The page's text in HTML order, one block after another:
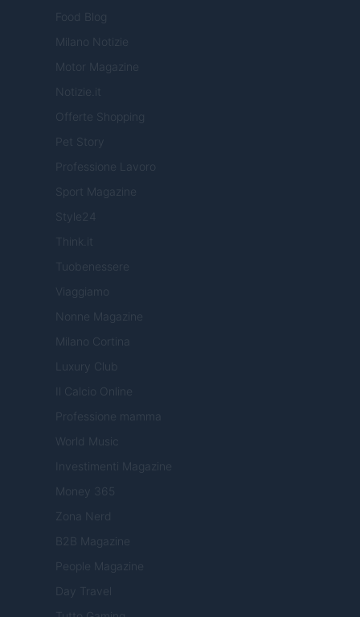
Food Blog
Milano Notizie
Motor Magazine
Notizie.it
Offerte Shopping
Pet Story
Professione Lavoro
Sport Magazine
Style24
Think.it
Tuobenessere
Viaggiamo
Nonne Magazine
Milano Cortina
Luxury Club
Il Calcio Online
Professione mamma
World Music
Investimenti Magazine
Money 365
Zona Nerd
B2B Magazine
People Magazine
Day Travel